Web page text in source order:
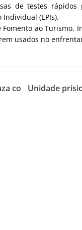
de testes
(EPIs).
ao Turismo,
usados no
co
Unidade